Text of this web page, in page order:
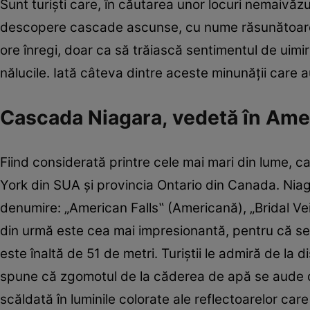
Sunt turişti care, în căutarea unor locuri
descopere cascade ascunse, cu nume
ore înregi, doar ca să trăiască sentimentul de
nălucile. Iată câteva dintre aceste minunăţii care
Cascada Niagara, vedetă în
Fiind considerată printre cele mai mari din lume,
York din SUA şi provincia Ontario din Canada.
denumire: „American Falls‟ (Americană), „Bridal
din urmă este cea mai impresionantă, pentru că
este înaltă de 51 de metri. Turiştii le admiră de la
spune că zgomotul de la căderea de apă se
scăldată în luminile colorate ale reflectoarelor